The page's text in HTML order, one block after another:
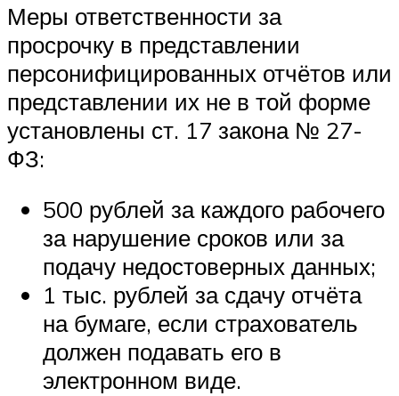
Меры ответственности за
просрочку в представлении
персонифицированных отчётов или
представлении их не в той форме
установлены ст. 17 закона № 27-
ФЗ:
500 рублей за каждого рабочего
за нарушение сроков или за
подачу недостоверных данных;
1 тыс. рублей за сдачу отчёта
на бумаге, если страхователь
должен подавать его в
электронном виде.